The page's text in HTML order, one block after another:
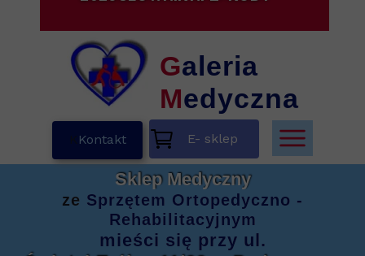
Kontakt
Galeria
Medyczna
Sklep Medyczny
ze Sprzętem Ortopedyczno -
Rehabilitacyjnym
mieści się przy ul.
E- sklep